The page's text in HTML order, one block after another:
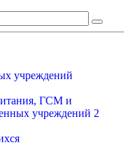
учреждений
ГСМ и
учреждений 2